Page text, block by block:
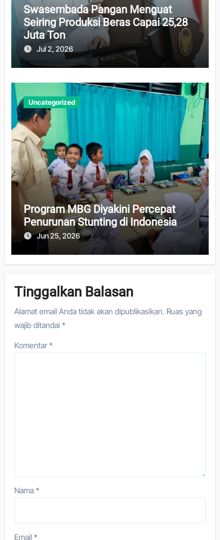
Swasembada Pangan Menguat
Seiring Produksi Beras Capai 25,28
Juta Ton
Jul 2, 2026
Uncategorized
Program MBG Diyakini Percepat
Penurunan Stunting di Indonesia
Jun 25, 2026
Tinggalkan Balasan
Alamat email Anda tidak akan dipublikasikan. Ruas yang
wajib ditandai*
Komentar*
Nama*
Email*